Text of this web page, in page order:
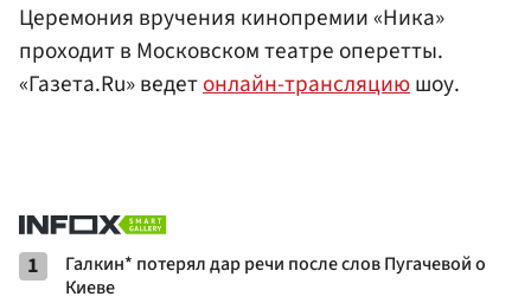
Церемония вручения кинопремии «Ника»
проходит в Московском театре оперетты.
«Газета.Ru» ведетонлайн-трансляциюшоу.
1
Галкин* потерял дар речи после слов Пугачевой о
Киеве